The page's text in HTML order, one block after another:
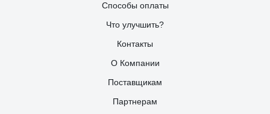
Способы оплаты
Что улучшить?
Контакты
О Компании
Поставщикам
Партнерам